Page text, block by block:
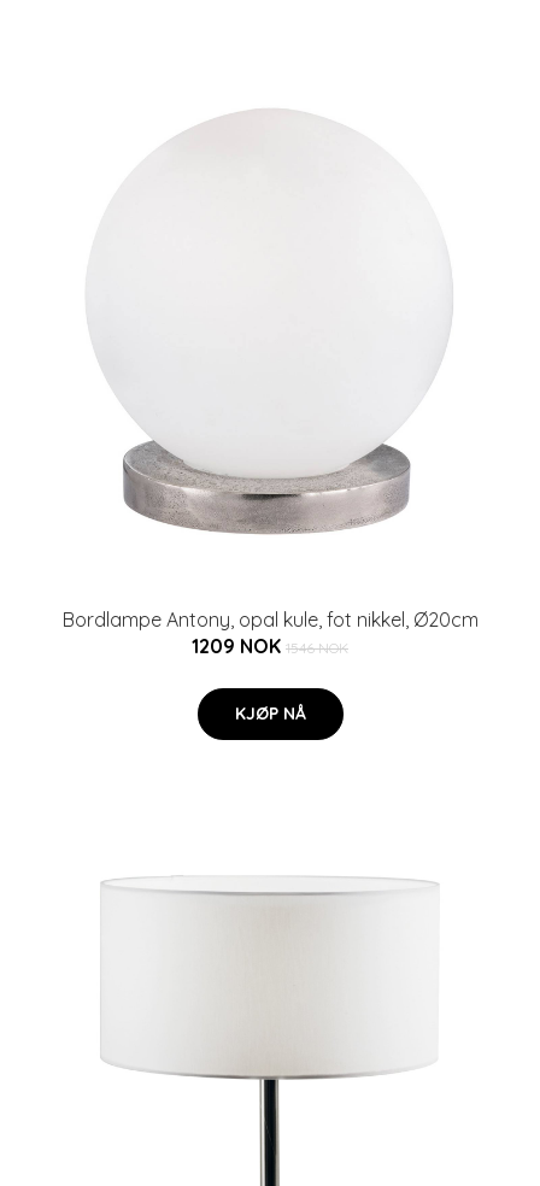
Bordlampe Antony, opal kule, fot nikkel, Ø20cm
1209 NOK 1546 NOK
KJØP NÅ